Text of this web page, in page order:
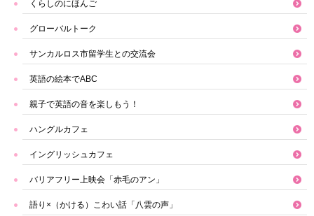
くらしのにほんご
グローバルトーク
サンカルロス市留学生との交流会
英語の絵本でABC
親子で英語の音を楽しもう！
ハングルカフェ
イングリッシュカフェ
バリアフリー上映会「赤毛のアン」
語り×（かける）こわい話「八雲の声」